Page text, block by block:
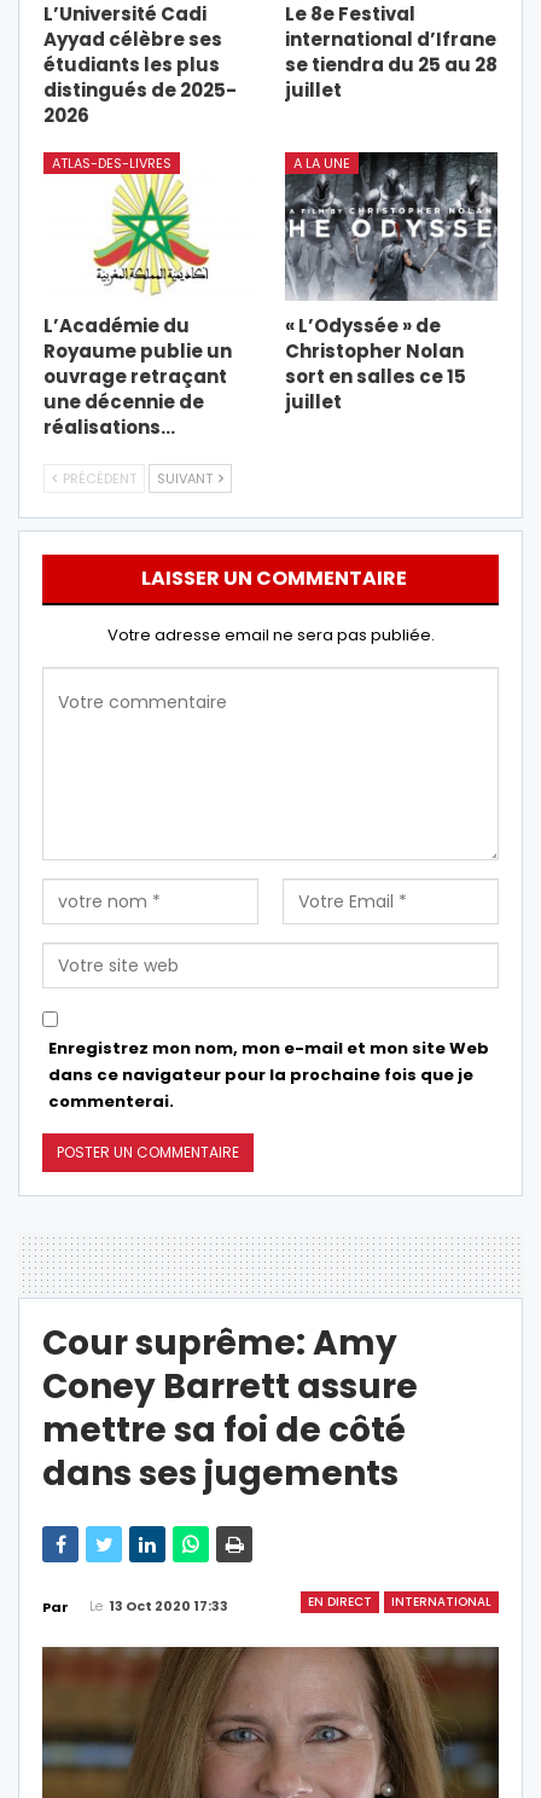
L’Université Cadi
Ayyad célèbre ses
étudiants les plus
distingués de 2025-
2026
Le 8e Festival
international d’Ifrane
se tiendra du 25 au 28
juillet
ATLAS-DES-LIVRES
L’Académie du
Royaume publie un
ouvrage retraçant
une décennie de
réalisations…
A LA UNE
« L’Odyssée » de
Christopher Nolan
sort en salles ce 15
juillet
PRÉCÉDENT SUIVANT
LAISSER UN COMMENTAIRE
Votre adresse email ne sera pas publiée.
Enregistrez mon nom, mon e-mail et mon site Web
dans ce navigateur pour la prochaine fois que je
commenterai.
Cour suprême: Amy
Coney Barrett assure
mettre sa foi de côté
dans ses jugements
EN DIRECT INTERNATIONAL
Par Le 13 Oct 2020 17:33